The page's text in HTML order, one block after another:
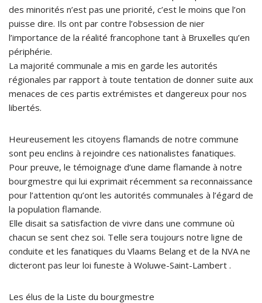
des minorités n’est pas une priorité, c’est le moins que l’on
puisse dire. Ils ont par contre l’obsession de nier
l’importance de la réalité francophone tant à Bruxelles qu’en
périphérie.
La majorité communale a mis en garde les autorités
régionales par rapport à toute tentation de donner suite aux
menaces de ces partis extrémistes et dangereux pour nos
libertés.
Heureusement les citoyens flamands de notre commune
sont peu enclins à rejoindre ces nationalistes fanatiques.
Pour preuve, le témoignage d’une dame flamande à notre
bourgmestre qui lui exprimait récemment sa reconnaissance
pour l’attention qu’ont les autorités communales à l’égard de
la population flamande.
Elle disait sa satisfaction de vivre dans une commune où
chacun se sent chez soi. Telle sera toujours notre ligne de
conduite et les fanatiques du Vlaams Belang et de la NVA ne
dicteront pas leur loi funeste à Woluwe-Saint-Lambert .
Les élus de la Liste du bourgmestre